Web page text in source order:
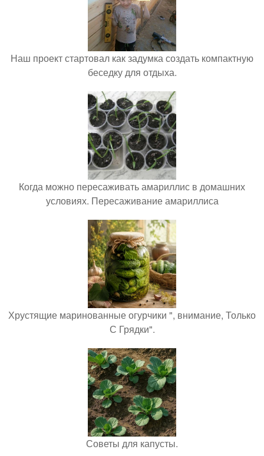
Наш проект стартовал как задумка создать компактную
беседку для отдыха.
Когда можно пересаживать амариллис в домашних
условиях. Пересаживание амариллиса
Хрустящие маринованные огурчики ", внимание, Только
С Грядки".
Советы для капусты.